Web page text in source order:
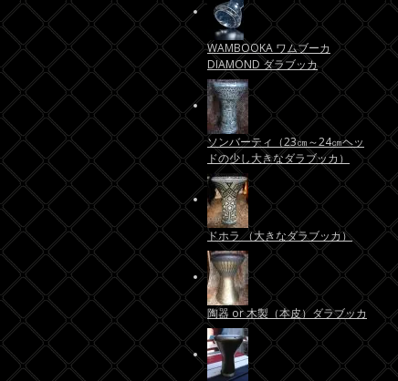
WAMBOOKA ワムブーカ
DIAMOND ダラブッカ
ソンバーティ（23㎝～24㎝ヘッ
ドの少し大きなダラブッカ）
ドホラ （大きなダラブッカ）
陶器 or 木製（本皮）ダラブッカ